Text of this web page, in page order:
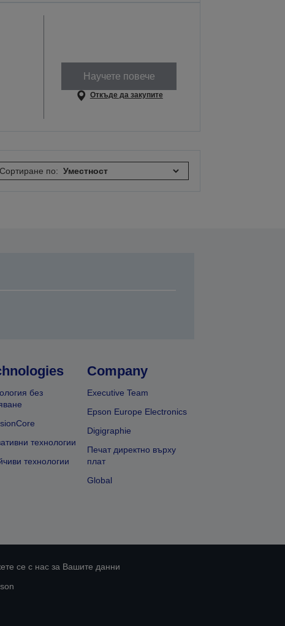
Научете повече
Откъде да закупите
Сортиране по:
без
технологии
технологии
Company
Executive Team
Epson Europe Electronics
Digigraphie
Печат директно върху
плат
Global
се с нас за Вашите данни